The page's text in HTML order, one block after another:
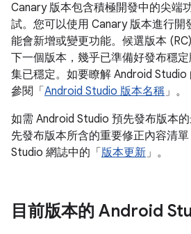
Canary 版本包含積極開發中的尖端
試。您可以使用 Canary 版本進行開
能會新增或變更功能。候選版本
下一個版本，幾乎已準備好發布穩
集已穩定。如要瞭解 Android
參閱「 Android Studio 版本名稱」。
如需 Android Studio 預先發布版本
先發布版本所含的重要修正內容清
Studio 網誌中的「 版本更新」。
目前版本的 Android